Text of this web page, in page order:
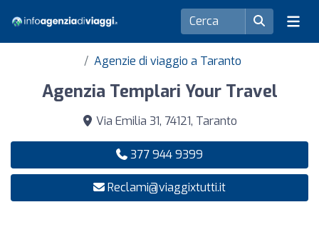
Agenzie di viaggio a Taranto
Agenzia Templari Your Travel
Via Emilia 31, 74121, Taranto
377 944 9399
Reclami@viaggixtutti.it